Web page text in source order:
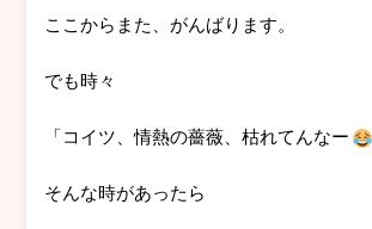
ここからまた、がんばります。
でも時々
「コイツ、情熱の薔薇、枯れてんなー
そんな時があったら